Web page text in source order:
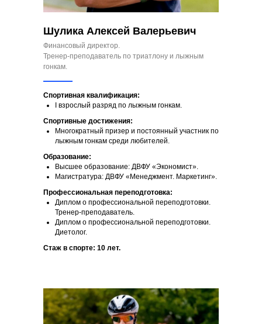
Шулика Алексей Валерьевич
Финансовый директор.
Тренер-преподаватель по триатлону и лыжным
гонкам.
Спортивная квалификация:
I взрослый разряд по лыжным гонкам.
Спортивные достижения:
Многократный призер и постоянный участник по
лыжным гонкам среди любителей.
Образование:
Высшее образование: ДВФУ «Экономист».
Магистратура: ДВФУ «Менеджмент. Маркетинг».
Профессиональная переподготовка:
Диплом о профессиональной переподготовки.
Тренер-преподаватель.
Диплом о профессиональной переподготовки.
Диетолог.
Стаж в спорте: 10 лет.